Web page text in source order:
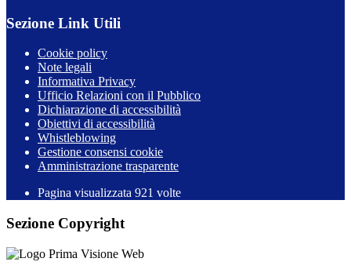
Sezione Link Utili
Cookie policy
Note legali
Informativa Privacy
Ufficio Relazioni con il Pubblico
Dichiarazione di accessibilità
Obiettivi di accessibilità
Whistleblowing
Gestione consensi cookie
Amministrazione trasparente
Pagina visualizzata 921 volte
Sezione Copyright